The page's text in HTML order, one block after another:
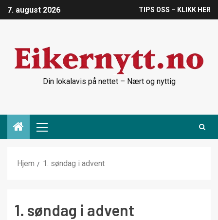
7. august 2026 TIPS OSS – KLIKK HER
Din lokalavis på nettet – Nært og nyttig
Hjem 1. søndag i advent
1. søndag i advent